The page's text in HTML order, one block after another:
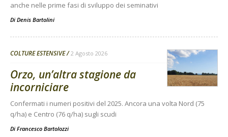
anche nelle prime fasi di sviluppo dei seminativi
Di Denis Bartolini
COLTURE ESTENSIVE 2 Agosto 2026
Orzo, un’altra stagione da
incorniciare
Confermati i numeri positivi del 2025. Ancora una volta Nord (75
q/ha) e Centro (76 q/ha) sugli scudi
Di Francesco Bartolozzi